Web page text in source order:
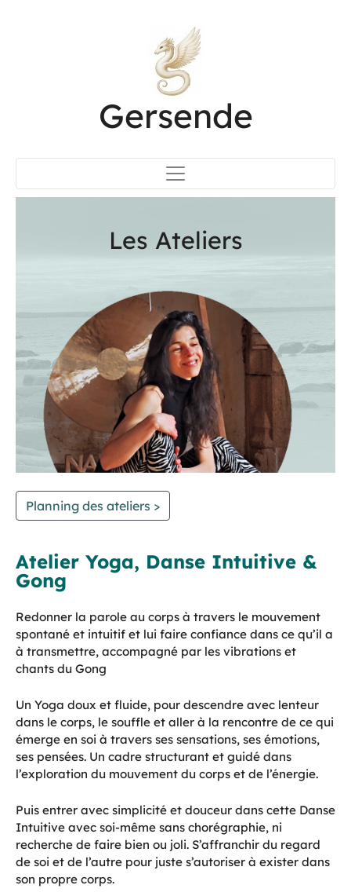
Gersende
Les Ateliers
Planning des ateliers >
Atelier Yoga, Danse Intuitive &
Gong
Redonner la parole au corps à travers le mouvement
spontané et intuitif et lui faire confiance dans ce qu’il a
à transmettre, accompagné par les vibrations et
chants du Gong
Un Yoga doux et fluide, pour descendre avec lenteur
dans le corps, le souffle et aller à la rencontre de ce qui
émerge en soi à travers ses sensations, ses émotions,
ses pensées. Un cadre structurant et guidé dans
l’exploration du mouvement du corps et de l’énergie.
Puis entrer avec simplicité et douceur dans cette Danse
Intuitive avec soi-même sans chorégraphie, ni
recherche de faire bien ou joli. S’affranchir du regard
de soi et de l’autre pour juste s’autoriser à exister dans
son propre corps.